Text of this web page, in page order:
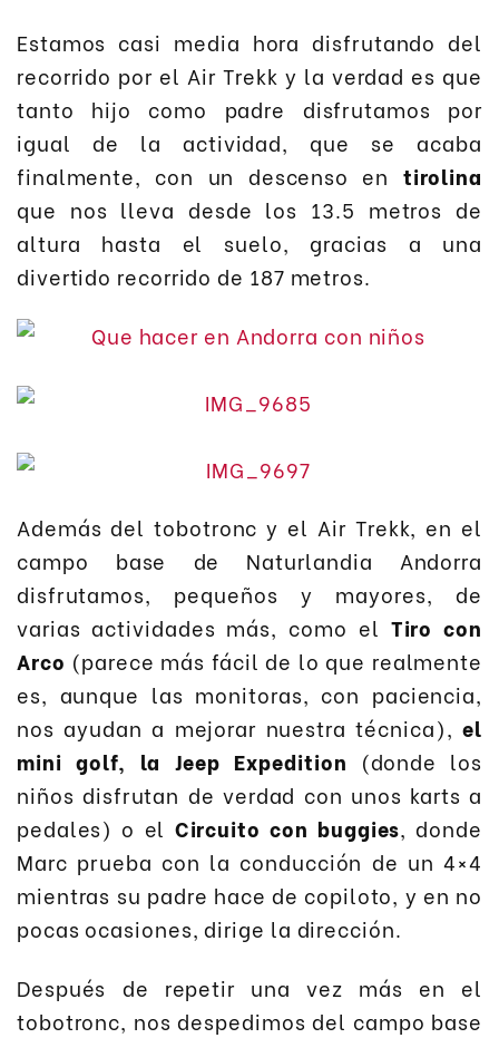
Estamos casi media hora disfrutando del
recorrido por el Air Trekk y la verdad es que
tanto hijo como padre disfrutamos por
igual de la actividad, que se acaba
finalmente, con un descenso en tirolina
que nos lleva desde los 13.5 metros de
altura hasta el suelo, gracias a una
divertido recorrido de 187 metros.
Además del tobotronc y el Air Trekk, en el
campo base de Naturlandia Andorra
disfrutamos, pequeños y mayores, de
varias actividades más, como el Tiro con
Arco (parece más fácil de lo que realmente
es, aunque las monitoras, con paciencia,
nos ayudan a mejorar nuestra técnica),el
mini golf, la Jeep Expedition (donde los
niños disfrutan de verdad con unos karts a
pedales) o el Circuito con buggies, donde
Marc prueba con la conducción de un 4×4
mientras su padre hace de copiloto, y en no
pocas ocasiones, dirige la dirección.
Después de repetir una vez más en el
tobotronc, nos despedimos del campo base